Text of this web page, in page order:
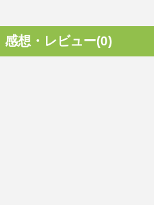
感想・レビュー(0)